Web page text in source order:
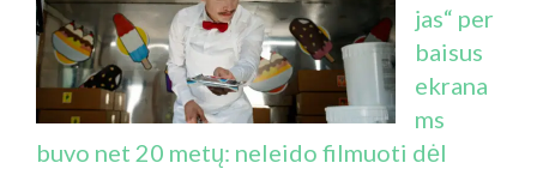
jas“ per
baisus
ekrana
ms
buvo net 20 metų: neleido filmuoti dėl